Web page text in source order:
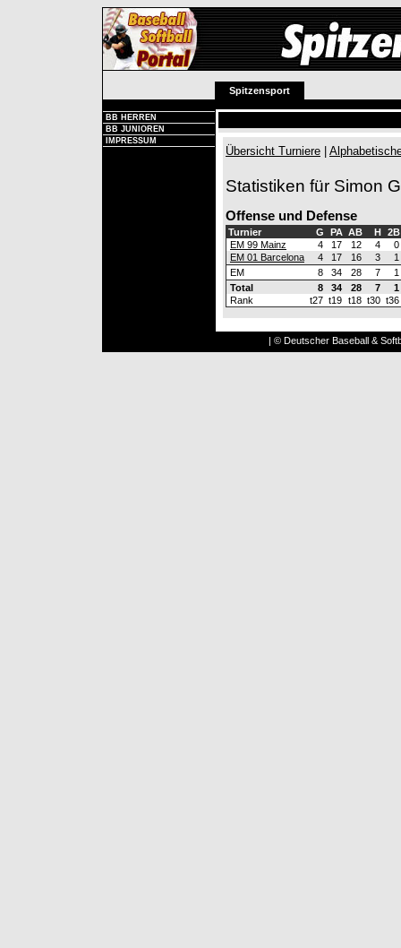
Spitzensport
BB HERREN
BB JUNIOREN
IMPRESSUM
Übersicht Turniere
Statistiken für Simon
Offense und Defense
Turnier G PA AB H
2B
EM 99 Mainz
4 17 12 4
0
EM 01 Barcelona
4 17 16 3
1
EM
8 34 28 7
1
Total
8 34 28 7
1
Rank
t27 t19 t18 t30 t36
| © Deutscher Baseball &